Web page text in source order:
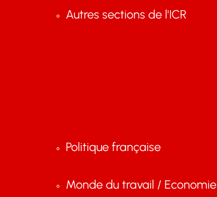
Autres sections de l'ICR
Politique française
Monde du travail / Economie